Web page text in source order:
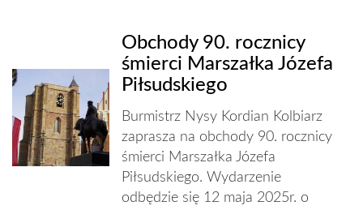
Obchody 90. rocznicy
śmierci Marszałka Józefa
Piłsudskiego
Burmistrz Nysy Kordian Kolbiarz
zaprasza na obchody 90. rocznicy
śmierci Marszałka Józefa
Piłsudskiego. Wydarzenie
odbędzie się 12 maja 2025r. o